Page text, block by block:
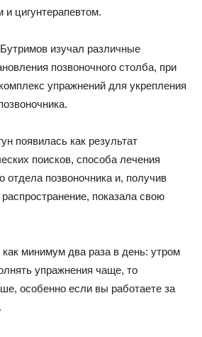
и цигунтерапевтом.
изучал различные
позвоночного столба, при
упражнений для укрепления
появилась как результат
поисков, способа лечения
отдела позвоночника и, получив
показала свою
минимум два раза в день: утром
упражнения чаще, то
особенно если вы работаете за